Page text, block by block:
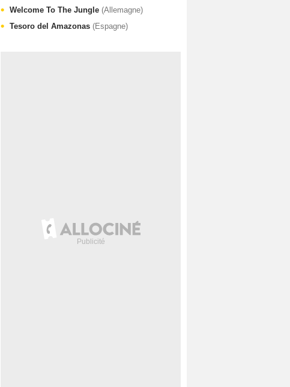
Welcome To The Jungle (Allemagne)
Tesoro del Amazonas (Espagne)